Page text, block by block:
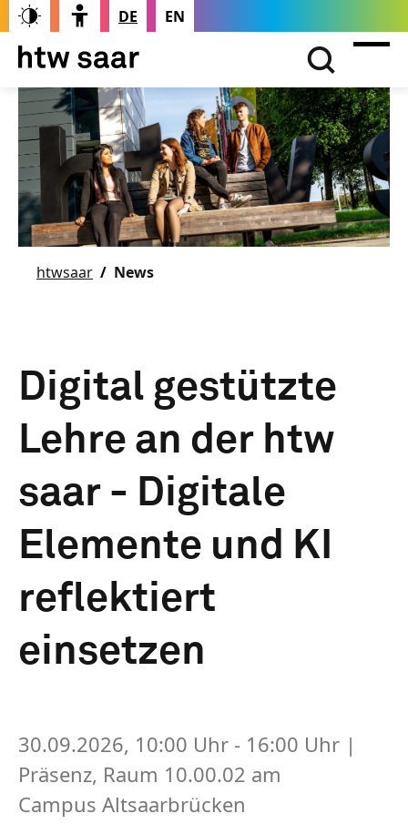
DE EN
htwsaar News
Digital gestützte
Lehre an der htw
saar - Digitale
Elemente und KI
reflektiert
einsetzen
30.09.2026, 10:00 Uhr - 16:00 Uhr |
Präsenz, Raum 10.00.02 am
Campus Altsaarbrücken